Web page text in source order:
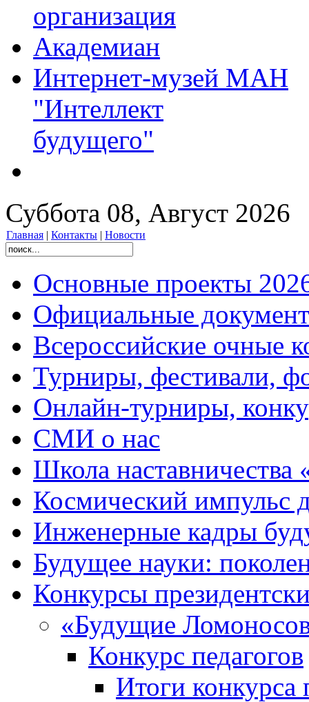
организация
Академиан
Интернет-музей МАН
"Интеллект
будущего"
Суббота 08, Август 2026
Главная | Контакты | Новости
Основные проекты
Официальные
Всероссийские очные
Турниры, фестивали,
Онлайн-турниры,
СМИ о нас
Школа
Космический импульс
Инженерные кадры
Будущее науки:
Конкурсы
«Будущие
Конкурс педагогов
Итоги конкурса